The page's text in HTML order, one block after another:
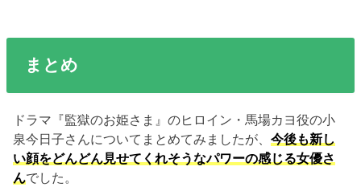
まとめ
ドラマ『監獄のお姫さま』のヒロイン・馬場カヨ役の小
泉今日子さんについてまとめてみましたが、今後も新し
い顔をどんどん見せてくれそうなパワーの感じる女優さ
んでした。